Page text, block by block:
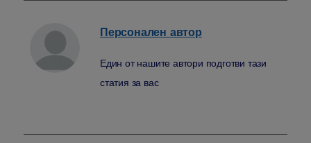
Персонален автор
Един от нашите автори подготви тази
статия за вас